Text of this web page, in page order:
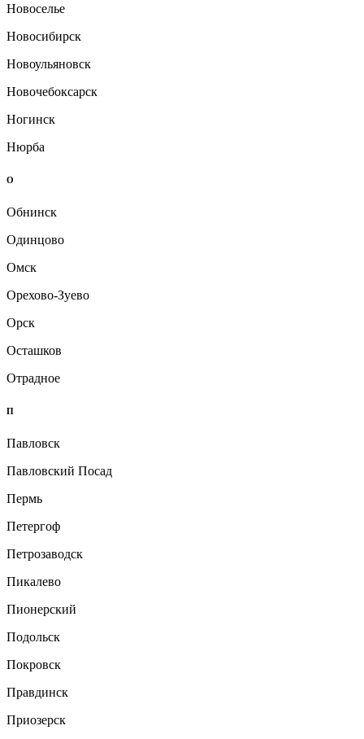
Новоселье
Новосибирск
Новоульяновск
Новочебоксарск
Ногинск
Нюрба
О
Обнинск
Одинцово
Омск
Орехово-Зуево
Орск
Осташков
Отрадное
П
Павловск
Павловский Посад
Пермь
Петергоф
Петрозаводск
Пикалево
Пионерский
Подольск
Покровск
Правдинск
Приозерск